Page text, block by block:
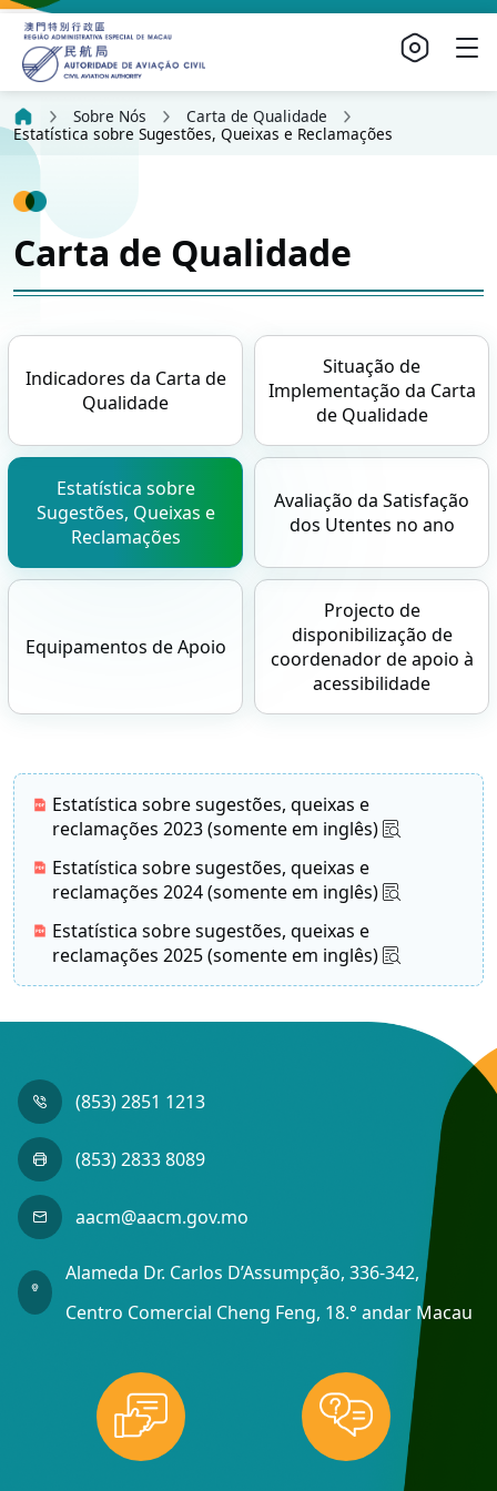
Sobre Nós
Carta de Qualidade
Estatística sobre Sugestões, Queixas e Reclamações
Carta de Qualidade
Indicadores da Carta de
Qualidade
Situação de
Implementação da Carta
de Qualidade
Estatística sobre
Sugestões, Queixas e
Reclamações
Avaliação da Satisfação
dos Utentes no ano
Equipamentos de Apoio
Projecto de
disponibilização de
coordenador de apoio à
acessibilidade
Estatística sobre sugestões, queixas e
reclamações 2023 (somente em inglês)
Estatística sobre sugestões, queixas e
reclamações 2024 (somente em inglês)
Estatística sobre sugestões, queixas e
reclamações 2025 (somente em inglês)
(853) 2851 1213
(853) 2833 8089
aacm@aacm.gov.mo
Alameda Dr. Carlos D’Assumpção, 336-342,
Centro Comercial Cheng Feng, 18.° andar Macau